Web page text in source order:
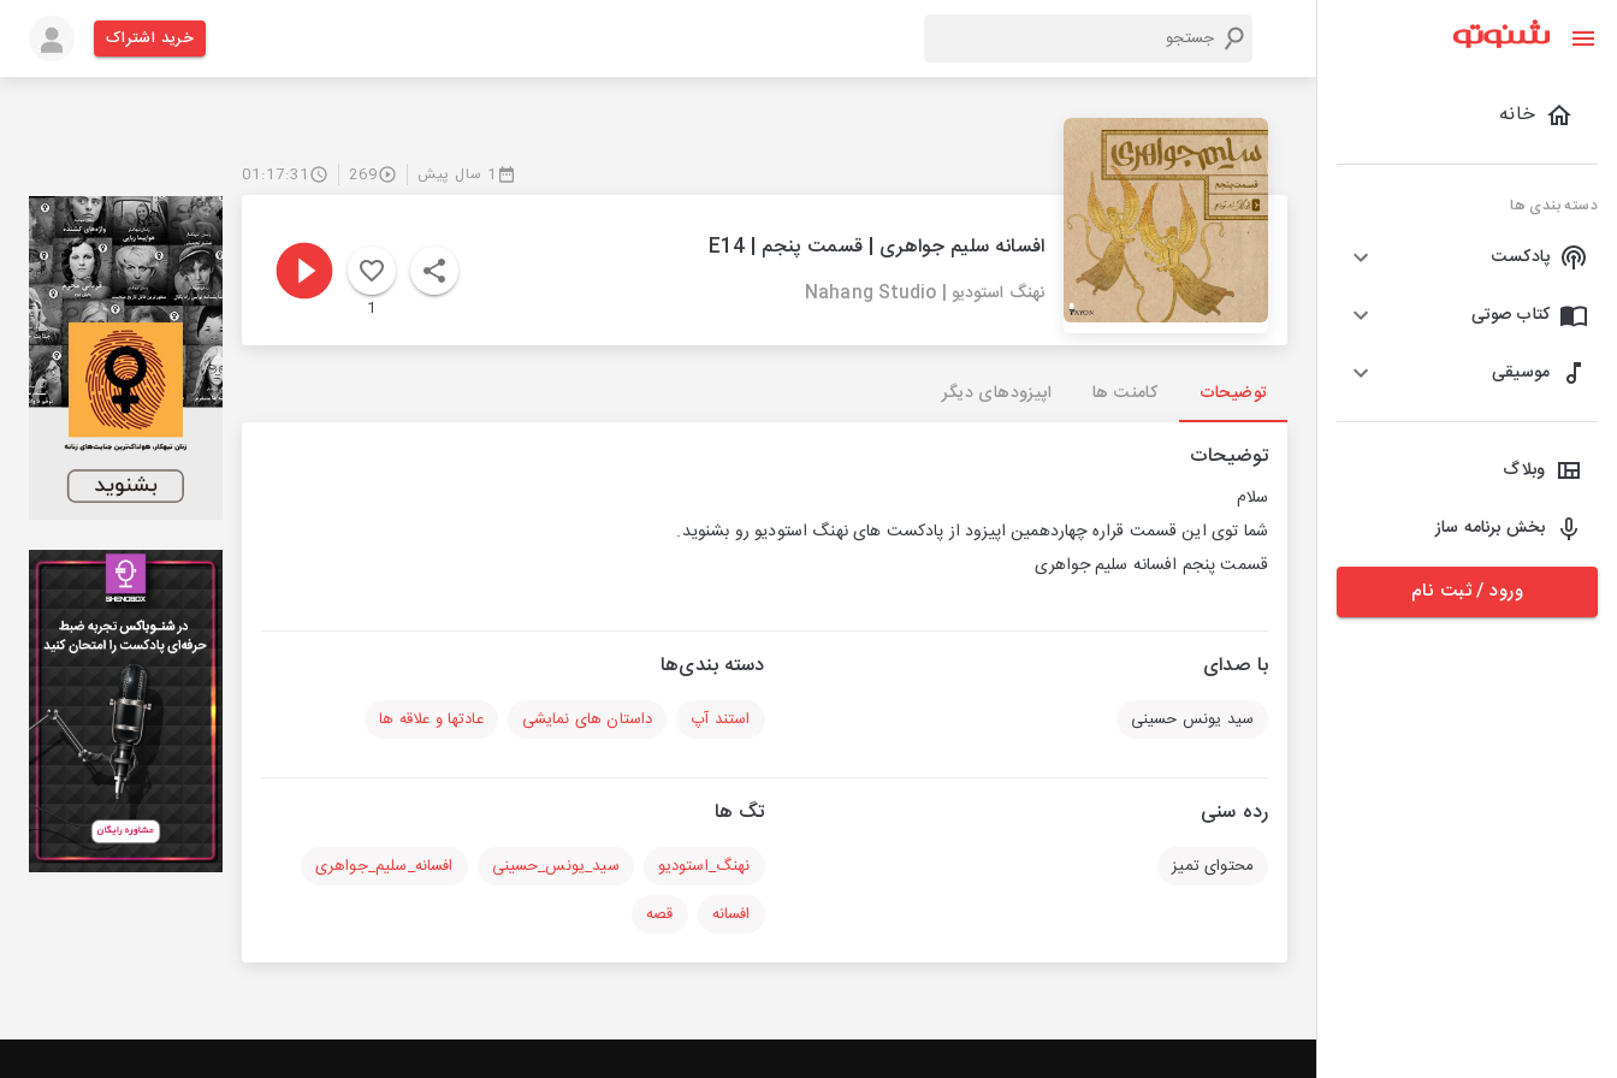
خانه
دسته بندی ها
پادکست
کتاب صوتی
موسیقی
وبلاگ
بخش برنامه ساز
ورود / ثبت نام
خرید اشتراک
1 سال پیش 269
01:17:31
افسانه سلیم جواهری | قسمت پنجم | E14
نهنگ استودیو | Nahang Studio
1
توضیحات کامنت ها اپیزودهای دیگر
توضیحات
سلام
شما توی این قسمت قراره چهاردهمین اپیزود از پادکست های نهنگ استودیو رو بشنوید.
قسمت پنجم افسانه سلیم جواهری
با صدای
سید یونس حسینی
دسته بندی‌ها
استند آپ داستان های نمایشی عادتها و علاقه ها
رده سنی
محتوای تمیز
تگ ها
نهنگ_استودیو سید_یونس_حسینی
افسانه_سلیم_جواهری
افسانه
قصه